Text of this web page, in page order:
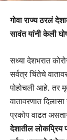
गोवा राज्य ठरलं
सावंत यांनी केली
सध्या देशभरात
सर्वत्र चिंतेचे
पोहोचली आहे. तर
वातावरणात
प्रकोप वाढत
देशातील लोकप्रिय